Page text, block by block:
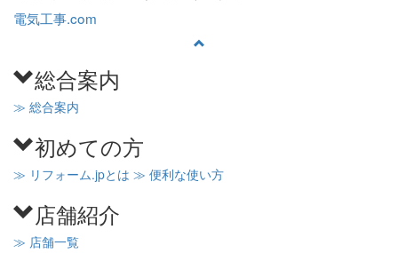
電気工事.com
総合案内
≫ 総合案内
初めての方
≫ リフォーム.jpとは ≫ 便利な使い方
店舗紹介
≫ 店舗一覧